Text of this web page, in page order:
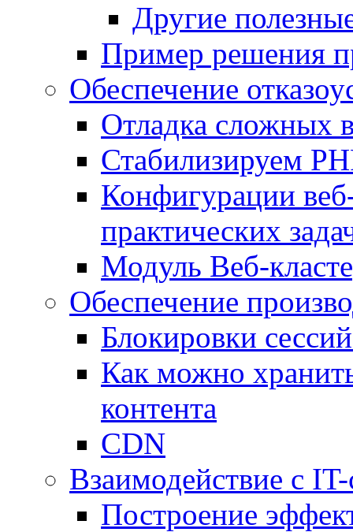
Другие
Пример решения
Обеспечение
Отладка сложных
Стабилизируем
Конфигурации
практических
Модуль Веб-
Обеспечение
Блокировки
Как можно
контента
CDN
Взаимодействие с
Построение